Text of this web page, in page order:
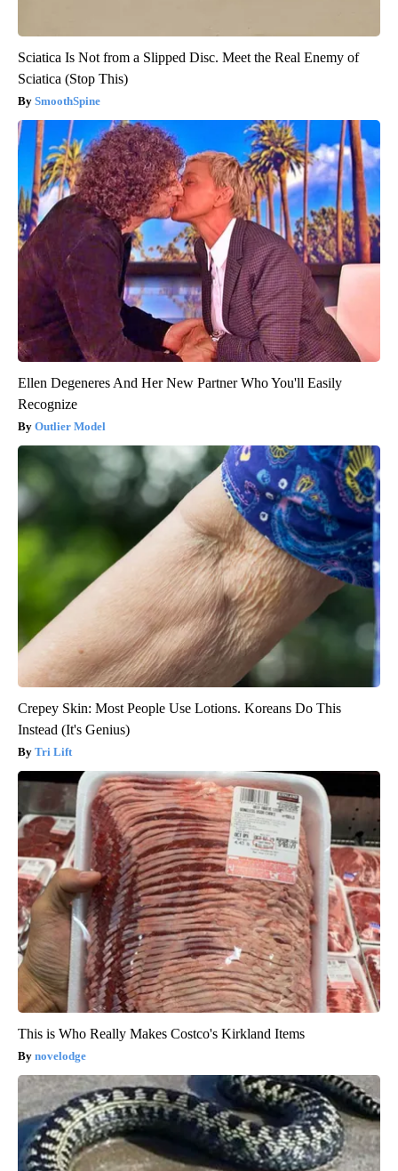
Sciatica Is Not from a Slipped Disc. Meet the Real Enemy of
Sciatica (Stop This)
SmoothSpine
Ellen Degeneres And Her New Partner Who You'll Easily
Recognize
Outlier Model
Crepey Skin: Most People Use Lotions. Koreans Do This
Instead (It's Genius)
Tri Lift
This is Who Really Makes Costco's Kirkland Items
novelodge